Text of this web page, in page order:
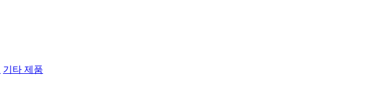
기타 제품